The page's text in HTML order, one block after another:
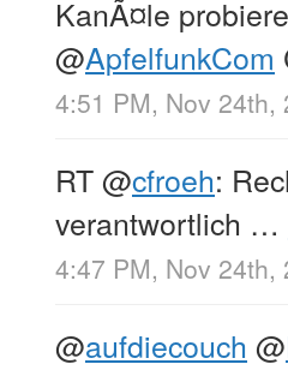
KanÃ¤le
@ApfelfunkCom
4:51 PM, Nov 24th,
RT@cfroeh:
verantwortlich …
4:47 PM, Nov 24th,
@aufdiecouch @